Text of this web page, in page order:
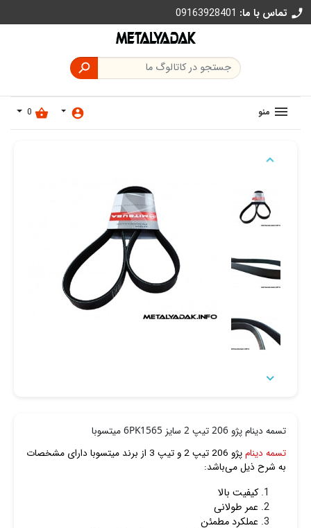
call تماس با ما: 09163928401

منو account_circle
shopping_basket
0


تسمه دینام پژو 206 تیپ 2 سایز 6PK1565 میتسوبا
تسمه دینام
پژو 206 تیپ 2 و تیپ 3 از برند میتسوبا دارای مشخصات
به شرح ذیل می‌باشد:
کیفیت بالا
عمر طولانی
عملکرد مطمئن